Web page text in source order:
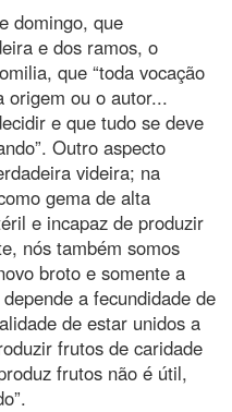
domingo, que
e dos ramos, o
que “toda vocação
origem ou o autor...
e que tudo se deve
Outro aspecto
videira; na
gema de alta
e incapaz de produzir
nós também somos
broto e somente a
a fecundidade de
de estar unidos a
frutos de caridade
frutos não é útil,